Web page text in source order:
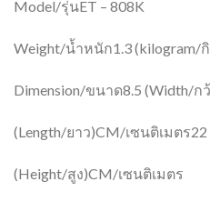
Model/รุ่นET – 808K
Weight/น้ำหนัก1.3 (kilogram/
Dimension/ขนาด8.5 (Width/ก
(Length/ยาว)CM/เซนติเมตร22
(Height/สูง)CM/เซนติเมตร